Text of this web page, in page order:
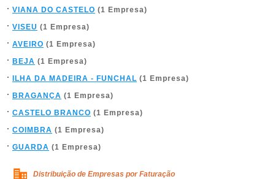
VIANA DO CASTELO (1 Empresa)
VISEU (1 Empresa)
AVEIRO (1 Empresa)
BEJA (1 Empresa)
ILHA DA MADEIRA - FUNCHAL (1 Empresa)
BRAGANÇA (1 Empresa)
CASTELO BRANCO (1 Empresa)
COIMBRA (1 Empresa)
GUARDA (1 Empresa)
Distribuição de Empresas por Faturação